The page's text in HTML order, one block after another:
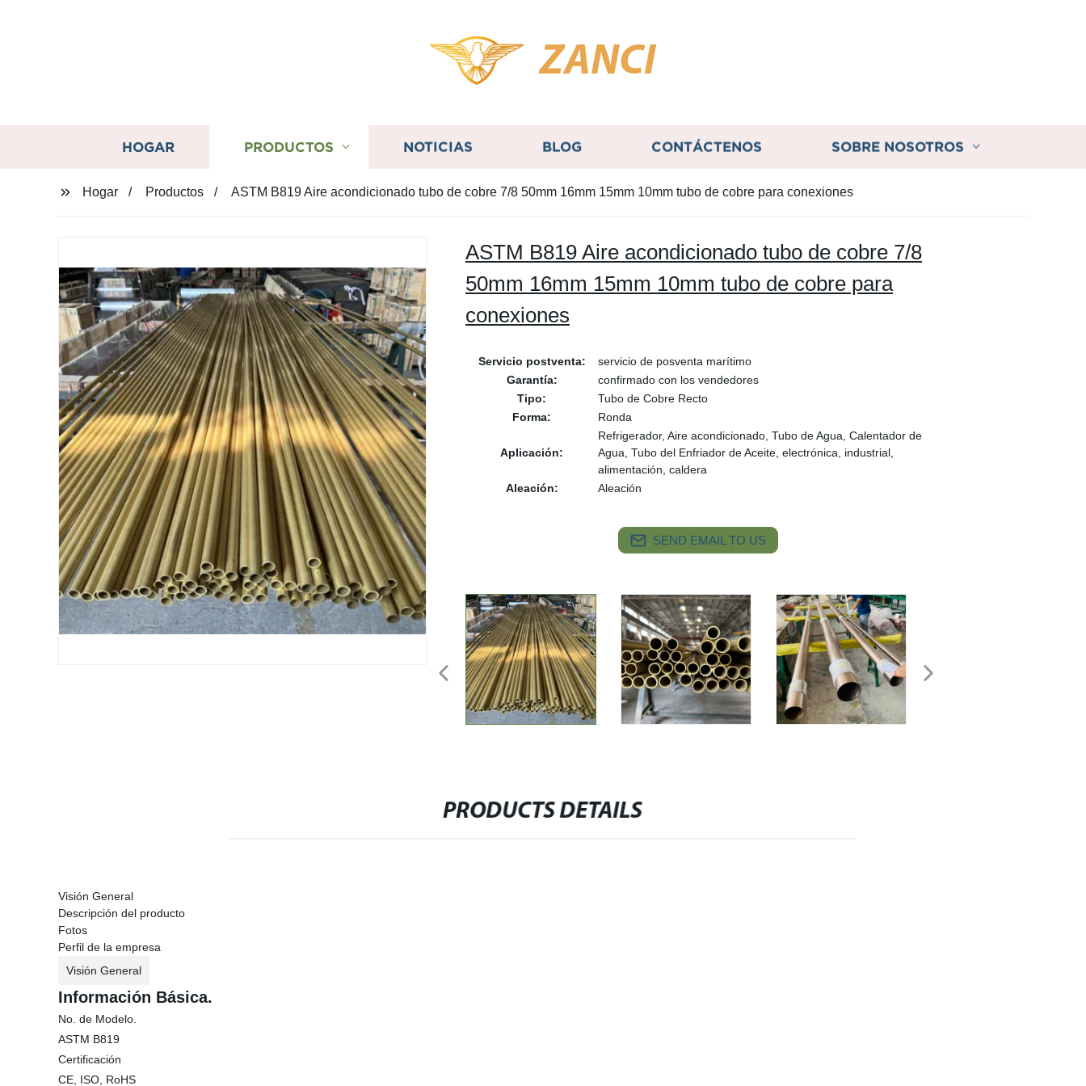
ZANCI
HOGAR PRODUCTOS NOTICIAS BLOG CONTÁCTENOS SOBRE NOSOTROS
Hogar Productos ASTM B819 Aire acondicionado tubo de cobre 7/8 50mm 16mm 15mm 10mm tubo de cobre para conexiones
ASTM B819 Aire acondicionado tubo de cobre 7/8
50mm 16mm 15mm 10mm tubo de cobre para
conexiones
Servicio postventa:
servicio de posventa marítimo
Garantía:
confirmado con los vendedores
Tipo:
Tubo de Cobre Recto
Forma:
Ronda
Aplicación:
Refrigerador, Aire acondicionado, Tubo de Agua, Calentador de
Agua, Tubo del Enfriador de Aceite, electrónica, industrial,
alimentación, caldera
Aleación:
Aleación
SEND EMAIL TO US
PRODUCTS DETAILS
Visión General
Descripción del producto
Fotos
Perfil de la empresa
Visión General
Información Básica.
No. de Modelo.
ASTM B819
Certificación
CE, ISO, RoHS